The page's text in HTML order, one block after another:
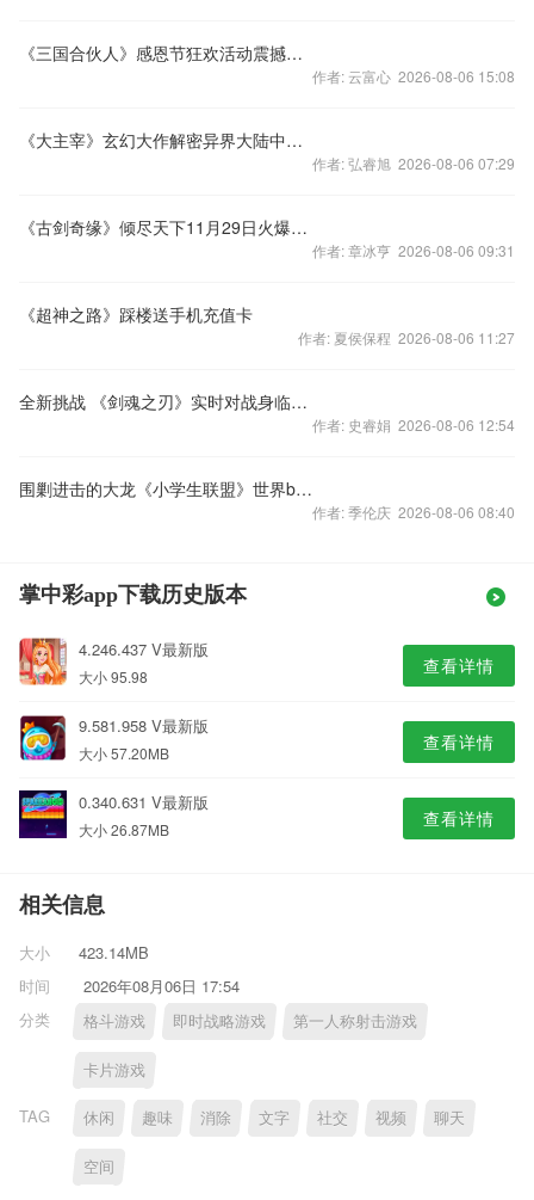
《三国合伙人》感恩节狂欢活动震撼开启
作者: 云富心 2026-08-06 15:08
《大主宰》玄幻大作解密异界大陆中手游
作者: 弘睿旭 2026-08-06 07:29
《古剑奇缘》倾尽天下11月29日火爆开启
作者: 章冰亨 2026-08-06 09:31
《超神之路》踩楼送手机充值卡
作者: 夏侯保程 2026-08-06 11:27
全新挑战 《剑魂之刃》实时对战身临其境
作者: 史睿娟 2026-08-06 12:54
围剿进击的大龙《小学生联盟》世界boss来袭
作者: 季伦庆 2026-08-06 08:40
掌中彩app下载历史版本
4.246.437 V最新版
大小 95.98 查看详情
9.581.958 V最新版
大小 57.20MB 查看详情
0.340.631 V最新版
大小 26.87MB 查看详情
相关信息
大小
423.14MB
时间
2026年08月06日 17:54
分类
格斗游戏 即时战略游戏 第一人称射击游戏
卡片游戏
TAG 休闲 趣味 消除 文字 社交 视频 聊天
空间